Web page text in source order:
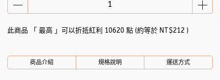
此商品 「 最高 」可以折抵紅利 10620 點 (約等於 NT$212 )
商品介紹 規格說明 運送方式